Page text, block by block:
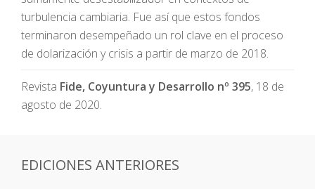
turbulencia cambiaria. Fue así que estos fondos
terminaron desempeñado un rol clave en el proceso
de dolarización y crisis a partir de marzo de 2018.
Revista Fide, Coyuntura y Desarrollo nº 395, 18 de
agosto de 2020.
EDICIONES ANTERIORES